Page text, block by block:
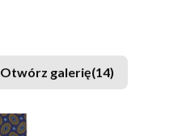
Otwórz galerię(14)